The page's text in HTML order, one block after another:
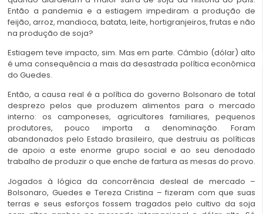
Então a pandemia e a estiagem impediram a produção de
feijão, arroz, mandioca, batata, leite, hortigranjeiros, frutas e não
na produção de soja?
Estiagem teve impacto, sim. Mas em parte. Câmbio (dólar) alto
é uma consequência a mais da desastrada política econômica
do Guedes.
Então, a causa real é a política do governo Bolsonaro de total
desprezo pelos que produzem alimentos para o mercado
interno: os camponeses, agricultores familiares, pequenos
produtores, pouco importa a denominação. Foram
abandonados pelo Estado brasileiro, que destruiu as políticas
de apoio a este enorme grupo social e ao seu denodado
trabalho de produzir o que enche de fartura as mesas do provo.
Jogados à lógica da concorrência desleal de mercado –
Bolsonaro, Guedes e Tereza Cristina – fizeram com que suas
terras e seus esforços fossem tragados pelo cultivo da soja